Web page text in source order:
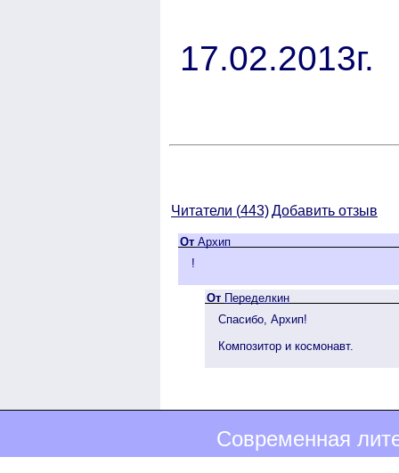
17.02.2013г.
Читатели (443)Добавить отзыв
От Архип
!
От Переделкин
Спасибо, Архип!
Композитор и космонавт.
Современная